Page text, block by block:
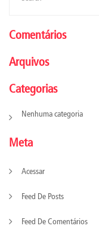
Comentários
Arquivos
Categorias
Nenhuma categoria
Meta
Acessar
Feed De Posts
Feed De Comentários